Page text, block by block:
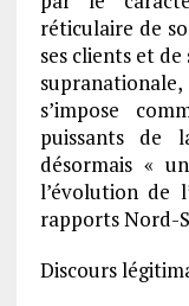
réticulaire de
ses clients et
s’impose
puissants de
désormais «
l’évolution de
rapports Nord-
Discours